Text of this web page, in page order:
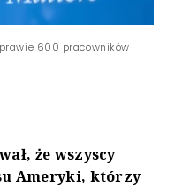
600 pracowników
że wszyscy
Ameryki, którzy